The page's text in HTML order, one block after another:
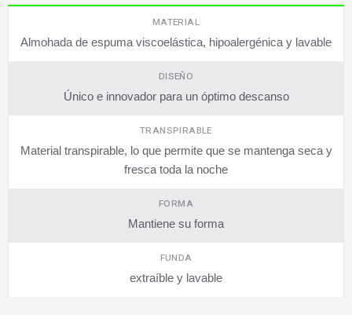
MATERIAL
Almohada de espuma viscoelástica, hipoalergénica y lavable
DISEÑO
Único e innovador para un óptimo descanso
TRANSPIRABLE
Material transpirable, lo que permite que se mantenga seca y
fresca toda la noche
FORMA
Mantiene su forma
FUNDA
extraíble y lavable